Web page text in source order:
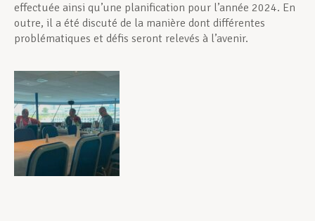
effectuée ainsi qu’une planification pour l’année 2024. En
outre, il a été discuté de la manière dont différentes
problématiques et défis seront relevés à l’avenir.